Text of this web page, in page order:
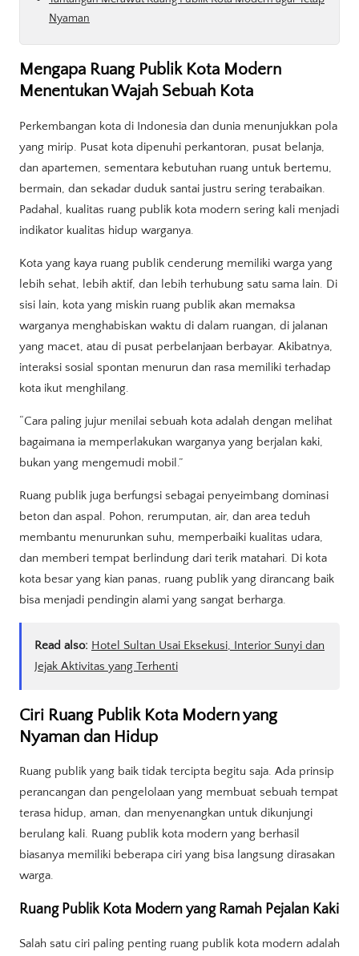
Nyaman
Mengapa Ruang Publik Kota Modern
Menentukan Wajah Sebuah Kota
Perkembangan kota di Indonesia dan dunia menunjukkan pola
yang mirip. Pusat kota dipenuhi perkantoran, pusat belanja,
dan apartemen, sementara kebutuhan ruang untuk bertemu,
bermain, dan sekadar duduk santai justru sering terabaikan.
Padahal, kualitas ruang publik kota modern sering kali menjadi
indikator kualitas hidup warganya.
Kota yang kaya ruang publik cenderung memiliki warga yang
lebih sehat, lebih aktif, dan lebih terhubung satu sama lain. Di
sisi lain, kota yang miskin ruang publik akan memaksa
warganya menghabiskan waktu di dalam ruangan, di jalanan
yang macet, atau di pusat perbelanjaan berbayar. Akibatnya,
interaksi sosial spontan menurun dan rasa memiliki terhadap
kota ikut menghilang.
“Cara paling jujur menilai sebuah kota adalah dengan melihat
bagaimana ia memperlakukan warganya yang berjalan kaki,
bukan yang mengemudi mobil.”
Ruang publik juga berfungsi sebagai penyeimbang dominasi
beton dan aspal. Pohon, rerumputan, air, dan area teduh
membantu menurunkan suhu, memperbaiki kualitas udara,
dan memberi tempat berlindung dari terik matahari. Di kota
kota besar yang kian panas, ruang publik yang dirancang baik
bisa menjadi pendingin alami yang sangat berharga.
Read also: Hotel Sultan Usai Eksekusi, Interior Sunyi dan
Jejak Aktivitas yang Terhenti
Ciri Ruang Publik Kota Modern yang
Nyaman dan Hidup
Ruang publik yang baik tidak tercipta begitu saja. Ada prinsip
perancangan dan pengelolaan yang membuat sebuah tempat
terasa hidup, aman, dan menyenangkan untuk dikunjungi
berulang kali. Ruang publik kota modern yang berhasil
biasanya memiliki beberapa ciri yang bisa langsung dirasakan
warga.
Ruang Publik Kota Modern yang Ramah Pejalan Kaki
Salah satu ciri paling penting ruang publik kota modern adalah